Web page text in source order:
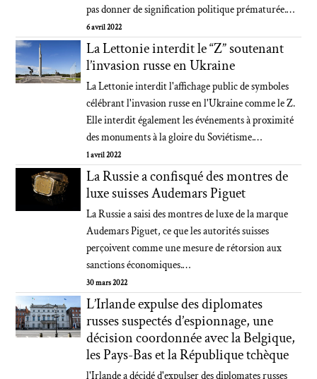
pas donner de signification politique prématurée.…
6 avril 2022
La Lettonie interdit le “Z” soutenant
l’invasion russe en Ukraine
La Lettonie interdit l'affichage public de symboles
célébrant l'invasion russe en l'Ukraine comme le Z.
Elle interdit également les événements à proximité
des monuments à la gloire du Soviétisme.…
1 avril 2022
La Russie a confisqué des montres de
luxe suisses Audemars Piguet
La Russie a saisi des montres de luxe de la marque
Audemars Piguet, ce que les autorités suisses
perçoivent comme une mesure de rétorsion aux
sanctions économiques.…
30 mars 2022
L’Irlande expulse des diplomates
russes suspectés d’espionnage, une
décision coordonnée avec la Belgique,
les Pays-Bas et la République tchèque
l'Irlande a décidé d'expulser des diplomates russes